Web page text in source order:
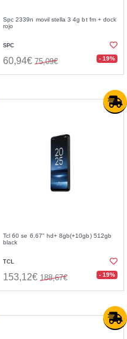
Spc 2339n movil stella 3 4g bt fm + dock
rojo
SPC
60,94€ 75,09€ - 19%
Tcl 60 se 6.67" hd+ 8gb(+10gb) 512gb
black
TCL
153,12€ 188,67€ - 19%